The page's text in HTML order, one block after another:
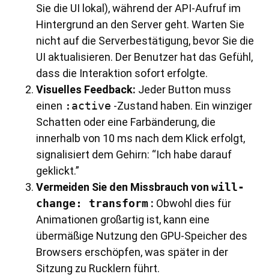
Sie die UI lokal), während der API-Aufruf im
Hintergrund an den Server geht. Warten Sie
nicht auf die Serverbestätigung, bevor Sie die
UI aktualisieren. Der Benutzer hat das Gefühl,
dass die Interaktion sofort erfolgte.
Visuelles Feedback: Jeder Button muss
einen :active -Zustand haben. Ein winziger
Schatten oder eine Farbänderung, die
innerhalb von 10 ms nach dem Klick erfolgt,
signalisiert dem Gehirn: “Ich habe darauf
geklickt.”
Vermeiden Sie den Missbrauch von will-
change: transform : Obwohl dies für
Animationen großartig ist, kann eine
übermäßige Nutzung den GPU-Speicher des
Browsers erschöpfen, was später in der
Sitzung zu Rucklern führt.